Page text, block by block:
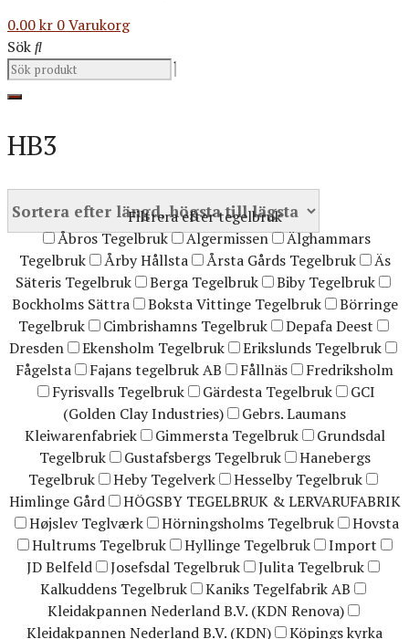
0.00kr 0Varukorg
Sök
HB3
Filtrera efter tegelbruk
Åbros Tegelbruk
Algermissen
Älghammars
Tegelbruk
Årby Hållsta Årsta Gårds Tegelbruk
Äs
Säteris Tegelbruk
Berga Tegelbruk
Biby Tegelbruk
Bockholms Sättra
Boksta Vittinge Tegelbruk
Börringe
Tegelbruk
Cimbrishamns Tegelbruk
Depafa Deest
Dresden
Ekensholm Tegelbruk
Erikslunds Tegelbruk
Fågelsta
Fajans tegelbruk AB Fållnäs
Fredriksholm
Fyrisvalls Tegelbruk
Gärdesta Tegelbruk
GCI
(Golden Clay Industries)
Gebrs. Laumans
Kleiwarenfabriek
Gimmersta Tegelbruk
Grundsdal
Tegelbruk
Gustafsbergs Tegelbruk
Hanebergs
Tegelbruk
Heby Tegelverk
Hesselby Tegelbruk
Himlinge Gård
HÖGSBY TEGELBRUK & LERVARUFABRIK
Højslev Teglværk
Hörningsholms Tegelbruk
Hovsta
Hultrums Tegelbruk
Hyllinge Tegelbruk
Import
JD Belfeld
Josefsdal Tegelbruk
Julita Tegelbruk
Kalkuddens Tegelbruk
Kaniks Tegelfabrik AB
Kleidakpannen Nederland B.V. (KDN Renova)
Kleidakpannen Nederland B.V. (KDN)
Köpings kyrka